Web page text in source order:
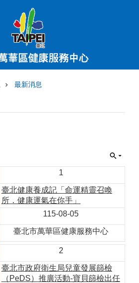
最新消息
1
臺北健康養成記「命運精靈召喚
所．健康運氣在你手」
115-08-05
臺北市萬華區健康服務中心
2
臺北市政府衛生局兒童發展篩檢
（PeDS）推廣活動-寶貝篩檢出任